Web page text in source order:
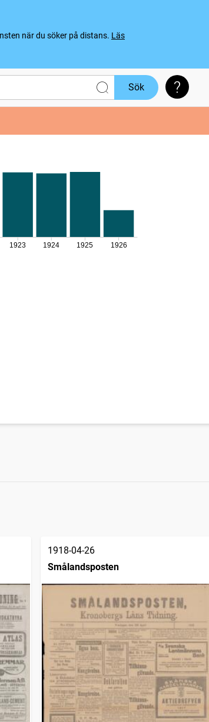
när du söker på distans. Läs
Sök Söktips
1923 1924 1925 1926
1918-04-26
Smålandsposten